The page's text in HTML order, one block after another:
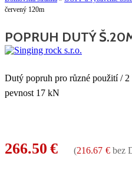
červený 120m
POPRUH DUTÝ
Dutý popruh pro různé použití /
pevnost 17 kN
266.50 € (216.67 € bez